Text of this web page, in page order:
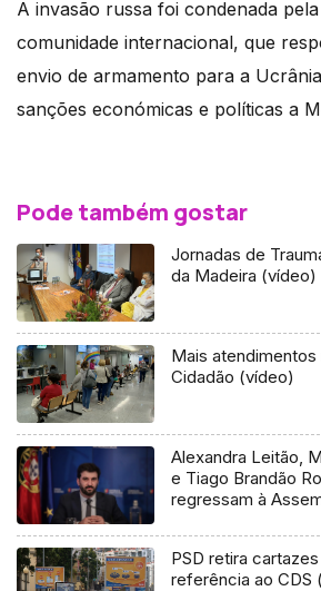
A invasão russa foi condenada
comunidade internacional, que
envio de armamento para a
sanções económicas e políticas a
Pode também gostar
Jornadas de
da Madeira (vídeo)
Mais atendimentos
Cidadão (vídeo)
Alexandra Leitão,
e Tiago Brandão
regressam à
PSD retira
referência ao CDS